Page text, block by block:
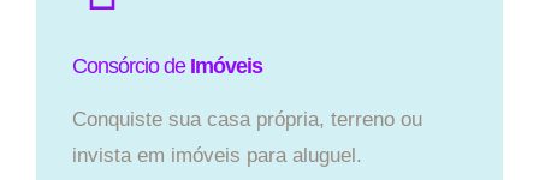
Consórcio de Imóveis
Conquiste sua casa própria, terreno ou
invista em imóveis para aluguel.